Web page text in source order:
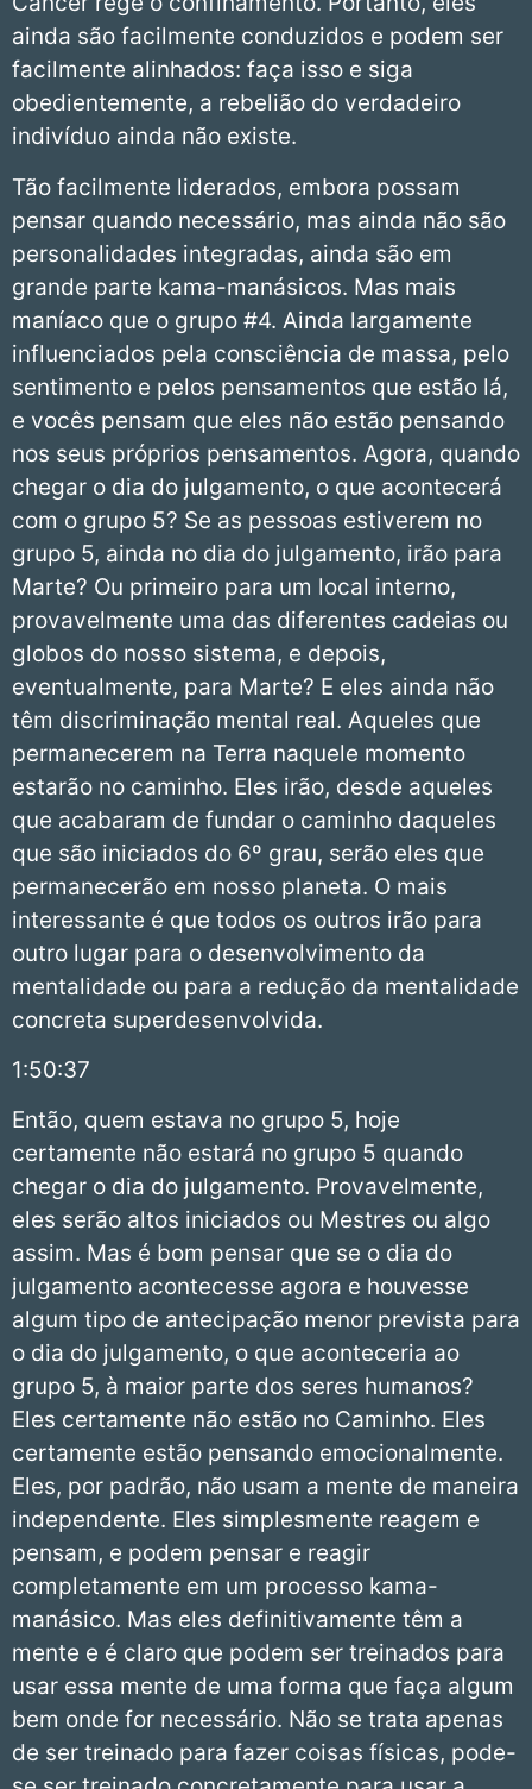
ainda são facilmente conduzidos e podem ser
facilmente alinhados: faça isso e siga
obedientemente, a rebelião do verdadeiro
indivíduo ainda não existe.
Tão facilmente liderados, embora possam
pensar quando necessário, mas ainda não são
personalidades integradas, ainda são em
grande parte kama-manásicos. Mas mais
maníaco que o grupo #4. Ainda largamente
influenciados pela consciência de massa, pelo
sentimento e pelos pensamentos que estão lá,
e vocês pensam que eles não estão pensando
nos seus próprios pensamentos. Agora, quando
chegar o dia do julgamento, o que acontecerá
com o grupo 5? Se as pessoas estiverem no
grupo 5, ainda no dia do julgamento, irão para
Marte? Ou primeiro para um local interno,
provavelmente uma das diferentes cadeias ou
globos do nosso sistema, e depois,
eventualmente, para Marte? E eles ainda não
têm discriminação mental real. Aqueles que
permanecerem na Terra naquele momento
estarão no caminho. Eles irão, desde aqueles
que acabaram de fundar o caminho daqueles
que são iniciados do 6º grau, serão eles que
permanecerão em nosso planeta. O mais
interessante é que todos os outros irão para
outro lugar para o desenvolvimento da
mentalidade ou para a redução da mentalidade
concreta superdesenvolvida.
1:50:37
Então, quem estava no grupo 5, hoje
certamente não estará no grupo 5 quando
chegar o dia do julgamento. Provavelmente,
eles serão altos iniciados ou Mestres ou algo
assim. Mas é bom pensar que se o dia do
julgamento acontecesse agora e houvesse
algum tipo de antecipação menor prevista para
o dia do julgamento, o que aconteceria ao
grupo 5, à maior parte dos seres humanos?
Eles certamente não estão no Caminho. Eles
certamente estão pensando emocionalmente.
Eles, por padrão, não usam a mente de maneira
independente. Eles simplesmente reagem e
pensam, e podem pensar e reagir
completamente em um processo kama-
manásico. Mas eles definitivamente têm a
mente e é claro que podem ser treinados para
usar essa mente de uma forma que faça algum
bem onde for necessário. Não se trata apenas
de ser treinado para fazer coisas físicas, pode-